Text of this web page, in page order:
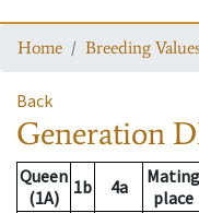
Home Breeding
Back
Generation
Queen
(1A)
1b 4a
Mating
place